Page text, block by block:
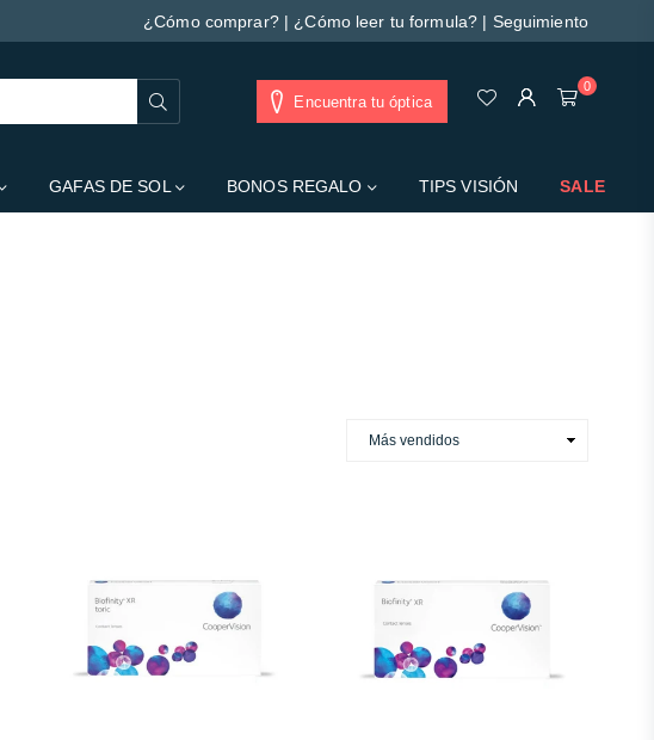
¿Cómo comprar?| ¿Cómo leer tu formula? | Seguimiento
Encuentra tu óptica
0
GAFAS DE SOL BONOS REGALO TIPS VISIÓN SALE